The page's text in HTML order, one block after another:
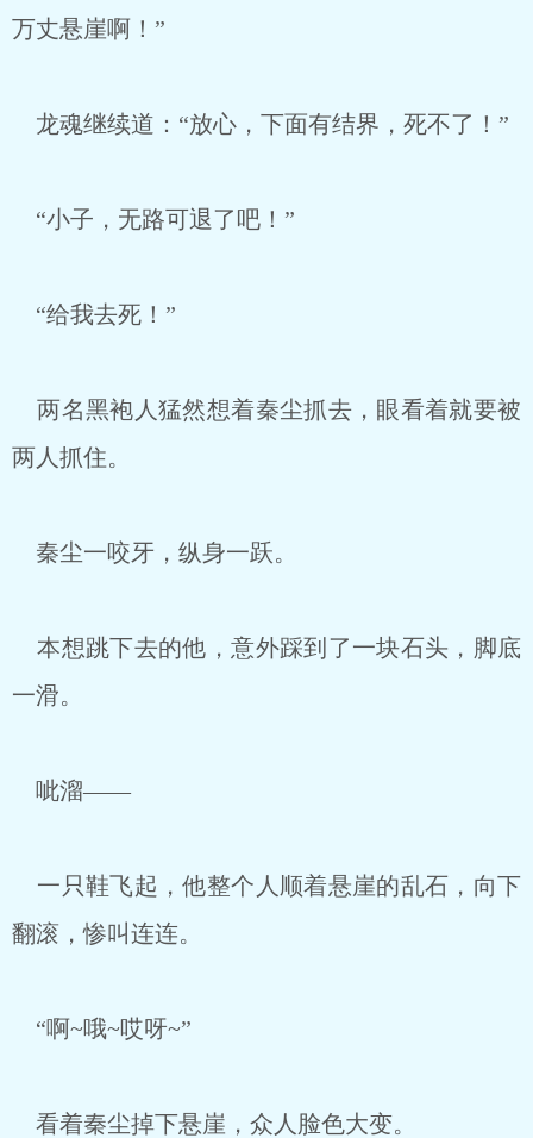
万丈悬崖啊！”
龙魂继续道：“放心，下面有结界，死不了！”
“小子，无路可退了吧！”
“给我去死！”
两名黑袍人猛然想着秦尘抓去，眼看着就要被
两人抓住。
秦尘一咬牙，纵身一跃。
本想跳下去的他，意外踩到了一块石头，脚底
一滑。
呲溜——
一只鞋飞起，他整个人顺着悬崖的乱石，向下
翻滚，惨叫连连。
“啊~哦~哎呀~”
看着秦尘掉下悬崖，众人脸色大变。